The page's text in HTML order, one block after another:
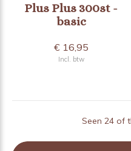
Plus Plus 300st -
basic
€ 16,95
Incl. btw
Seen 24 of